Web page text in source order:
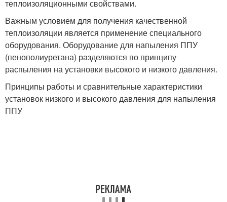
теплоизоляционными свойствами.
Важным условием для получения качественной
теплоизоляции является применение специального
оборудования. Оборудование для напыления ППУ
(пенополиуретана) разделяются по принципу
распыления на установки высокого и низкого давления.
Принципы работы и сравнительные характеристики
установок низкого и высокого давления для напыления
ППУ